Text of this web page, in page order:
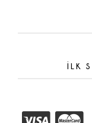
İLK